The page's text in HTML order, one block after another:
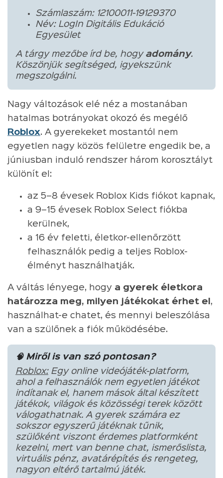
Számlaszám: 12100011-19129370
Név: LogIn Digitális Edukáció
Egyesület
A tárgy mezőbe írd be, hogy adomány.
Köszönjük segítséged, igyekszünk
megszolgálni.
Nagy változások elé néz a mostanában
hatalmas botrányokat okozó és megélő
Roblox. A gyerekeket mostantól nem
egyetlen nagy közös felületre engedik be, a
júniusban induló rendszer három korosztályt
különít el:
az 5–8 évesek Roblox Kids fiókot kapnak,
a 9–15 évesek Roblox Select fiókba
kerülnek,
a 16 év feletti, életkor-ellenőrzött
felhasználók pedig a teljes Roblox-
élményt használhatják.
A váltás lényege, hogy a gyerek életkora
határozza meg, milyen játékokat érhet el ,
használhat-e chatet, és mennyi beleszólása
van a szülőnek a fiók működésébe.
🧠 Miről is van szó pontosan?
Roblox:Egy online videójáték-platform,
ahol a felhasználók nem egyetlen játékot
indítanak el, hanem mások által készített
játékok, világok és közösségi terek között
válogathatnak. A gyerek számára ez
sokszor egyszerű játéknak tűnik,
szülőként viszont érdemes platformként
kezelni, mert van benne chat, ismerőslista,
virtuális pénz, avatárépítés és rengeteg,
nagyon eltérő tartalmú játék.